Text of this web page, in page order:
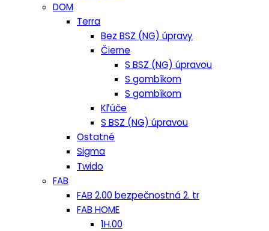
DOM
Terra
Bez BSZ (NG) úpravy
Čierne
S BSZ (NG) úpravou
S gombíkom
S gombíkom
Kľúče
S BSZ (NG) úpravou
Ostatné
Sigma
Twido
FAB
FAB 2.00 bezpečnostná 2. tr
FAB HOME
1H.00